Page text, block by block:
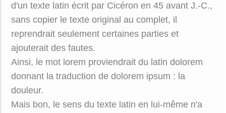
d'un texte latin écrit par Cicéron en 45 avant J.-C.,
sans copier le texte original au complet, il
reprendrait seulement certaines parties et
ajouterait des fautes.
Ainsi, le mot lorem proviendrait du latin dolorem
donnant la traduction de dolorem ipsum : la
douleur.
Mais bon, le sens du texte latin en lui-même n'a